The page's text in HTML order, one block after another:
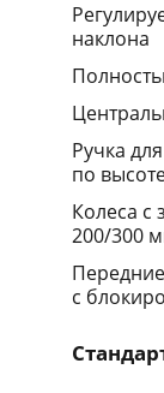
наклона
Ручка
по
Колеса с
200/300
с